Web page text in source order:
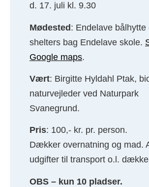
d. 17. juli kl. 9.30
Mødested: Endelave bålhytte
shelters bag Endelave skole.
Google maps.
Vært: Birgitte Hyldahl Ptak,
naturvejleder ved Naturpark
Svanegrund.
Pris: 100,- kr. pr. person.
Dækker overnatning og mad.
udgifter til transport o.l.
OBS – kun 10 pladser.